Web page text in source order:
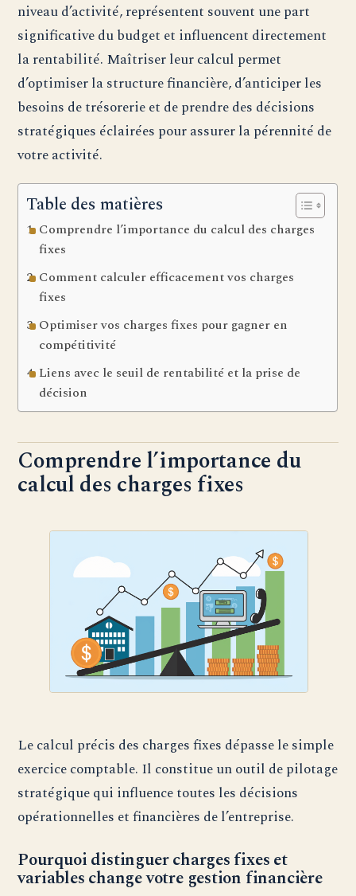
niveau d’activité, représentent souvent une part
significative du budget et influencent directement
la rentabilité. Maîtriser leur calcul permet
d’optimiser la structure financière, d’anticiper les
besoins de trésorerie et de prendre des décisions
stratégiques éclairées pour assurer la pérennité de
votre activité.
Table des matières
Comprendre l’importance du calcul des charges
fixes
Comment calculer efficacement vos charges
fixes
Optimiser vos charges fixes pour gagner en
compétitivité
Liens avec le seuil de rentabilité et la prise de
décision
Comprendre l’importance du
calcul des charges fixes
Le calcul précis des charges fixes dépasse le simple
exercice comptable. Il constitue un outil de pilotage
stratégique qui influence toutes les décisions
opérationnelles et financières de l’entreprise.
Pourquoi distinguer charges fixes et
variables change votre gestion financière